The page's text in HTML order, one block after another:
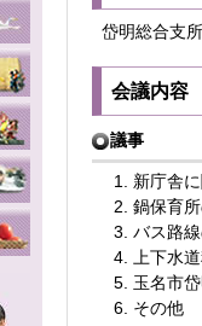
岱明総合支
会議内容
議事
新庁舎
鍋保育
バス路
上下水
玉名市
その他